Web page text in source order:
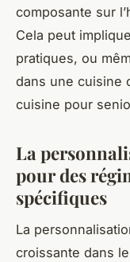
composante sur
Cela peut
pratiques, ou
dans une cuisine
cuisine pour
La
pour des
spécifiques
La
croissante dans